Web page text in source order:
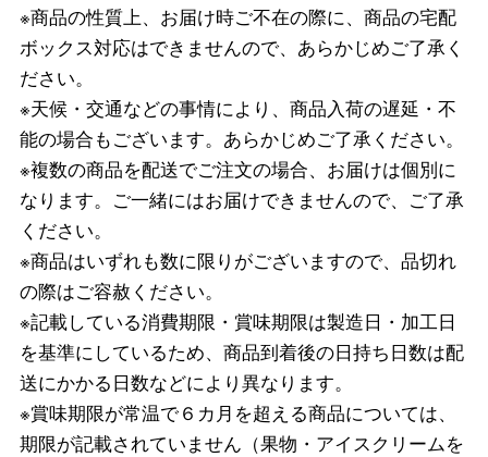
※商品の性質上、お届け時ご不在の際に、商品の宅配
ボックス対応はできませんので、あらかじめご了承く
ださい。
※天候・交通などの事情により、商品入荷の遅延・不
能の場合もございます。あらかじめご了承ください。
※複数の商品を配送でご注文の場合、お届けは個別に
なります。ご一緒にはお届けできませんので、ご了承
ください。
※商品はいずれも数に限りがございますので、品切れ
の際はご容赦ください。
※記載している消費期限・賞味期限は製造日・加工日
を基準にしているため、商品到着後の日持ち日数は配
送にかかる日数などにより異なります。
※賞味期限が常温で６カ月を超える商品については、
期限が記載されていません（果物・アイスクリームを